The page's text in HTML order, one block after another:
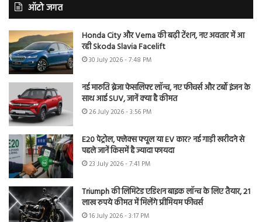
ऑटो जगत
Honda City और Verna की बढ़ी टेंशन, नए अवतार में आ
रही Skoda Slavia Facelift
30 July 2026 - 7:48 PM
नई मारुति ब्रेजा फेसलिफ्ट लॉन्च, नए फीचर्स और टर्बो इंजन के
साथ आई SUV, जानें क्या है कीमत
26 July 2026 - 3:56 PM
E20 पेट्रोल, फ्लेक्स फ्यूल या EV कार? नई गाड़ी खरीदने से
पहले जानें किसमें है ज्यादा फायदा
23 July 2026 - 7:41 PM
Triumph की लिमिटेड एडिशन बाइक लॉन्च के लिए तैयार, 21
लाख रुपये कीमत में मिलेंगे प्रीमियम फीचर्स
16 July 2026 - 3:17 PM